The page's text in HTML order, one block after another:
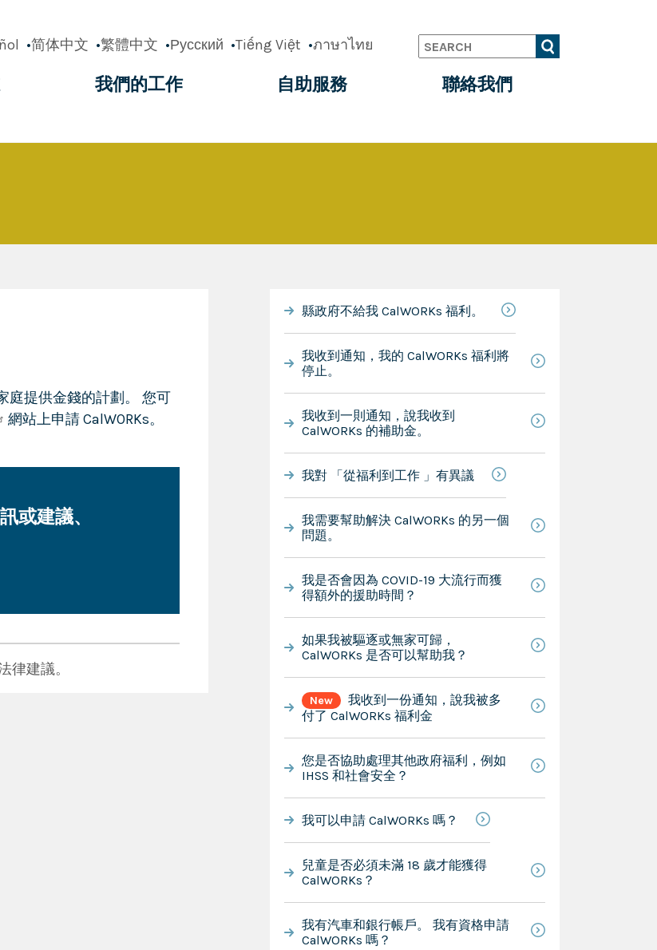
简体中文 繁體中文 Русский Tiếng Việt ภาษาไทย Search
我們的工作 自助服務 聯絡我們
庭提供金錢的計劃。 您可
網站上申請 CalWORKs。
或建議、
律建議。
縣政府不給我 CalWORKs 福利。
我收到通知，我的 CalWORKs 福利將
停止。
我收到一則通知，說我收到
CalWORKs 的補助金。
我對 「從福利到工作 」有異議
我需要幫助解決 CalWORKs 的另一個
問題。
我是否會因為 COVID-19 大流行而獲
得額外的援助時間？
如果我被驅逐或無家可歸，
CalWORKs 是否可以幫助我？
New
我收到一份通知，說我被多
付了 CalWORKs 福利金
您是否協助處理其他政府福利，例如
IHSS 和社會安全？
我可以申請 CalWORKs 嗎？
兒童是否必須未滿 18 歲才能獲得
CalWORKs？
我有汽車和銀行帳戶。 我有資格申請
CalWORKs 嗎？